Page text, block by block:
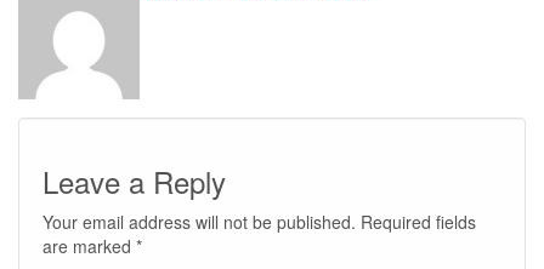
Leave a Reply
Your email address will not be published. Required fields
are marked *